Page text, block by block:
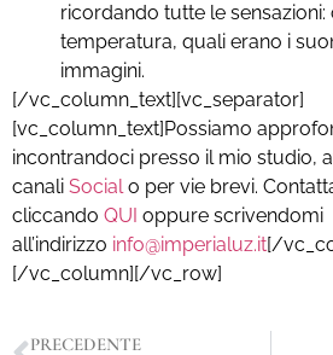
ricordando tutte le sensazioni:
temperatura, quali erano i
immagini.
[/vc_column_text][vc_separator]
[vc_column_text]Possiamo
incontrandoci presso il mio studio,
canali Socialo per vie brevi.
cliccando QUI oppure scrivendomi
all’indirizzo info@imperialuz.it[/
[/vc_column][/vc_row]
PRECEDENTE